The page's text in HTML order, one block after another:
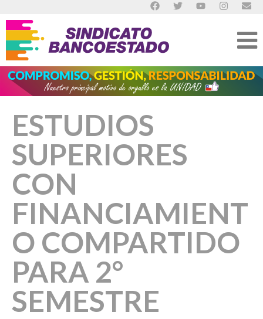
ESTUDIOS
SUPERIORES
CON
FINANCIAMIENT
O COMPARTIDO
PARA 2°
SEMESTRE